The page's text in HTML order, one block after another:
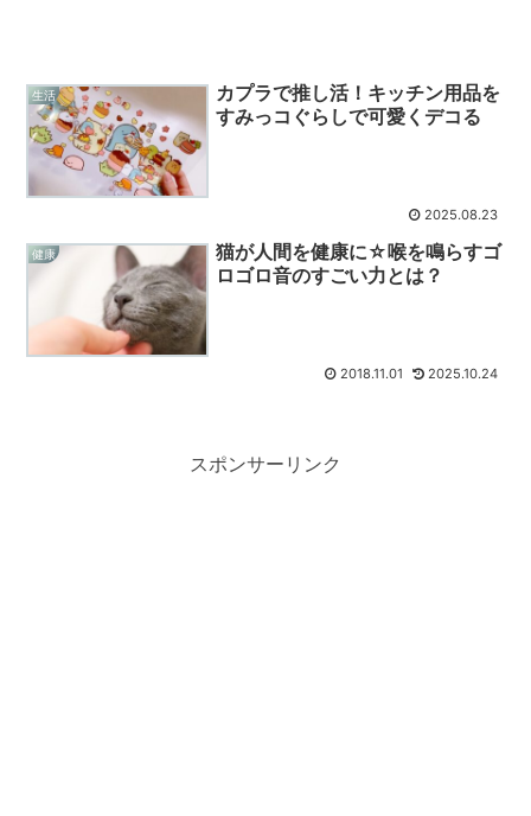
生活
カプラで推し活！キッチン用品を
すみっコぐらしで可愛くデコる
2025.08.23
健康
猫が人間を健康に☆喉を鳴らすゴ
ロゴロ音のすごい力とは？
2018.11.01 2025.10.24
スポンサーリンク